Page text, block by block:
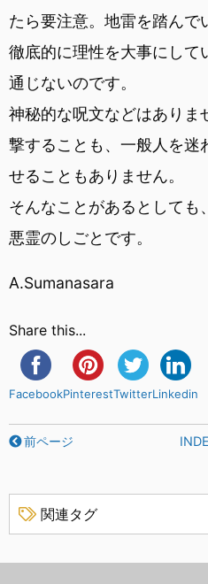
たら要注意。地雷を踏んで
徹底的に理性を大事にして
通じないのです。
神秘的な呪文などはありま
撃することも、一般人を迷
せることもありません。
そんなことがあるとしても
悪霊のしごとです。
A.Sumanasara
Share this...
FacebookPinterestTwitterLinkedin
前ページ
関連タグ